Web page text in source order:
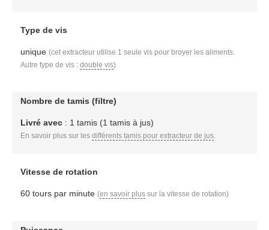
Type de vis
unique (cet extracteur utilise 1 seule vis pour broyer les aliments.
Autre type de vis : double vis)
Nombre de tamis (filtre)
Livré avec: 1 tamis (1 tamis à jus)
En savoir plus sur les différents tamis pour extracteur de jus.
Vitesse de rotation
60 tours par minute (en savoir plussur la vitesse de rotation)